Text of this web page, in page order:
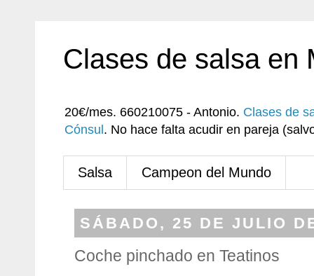
Clases de salsa en
20€/mes. 660210075 - Antonio. Clases de
Cónsul . No hace falta acudir en pareja
Salsa Campeon del Mundo
SÁBADO, 25 DE JULIO
Coche pinchado en Teatinos